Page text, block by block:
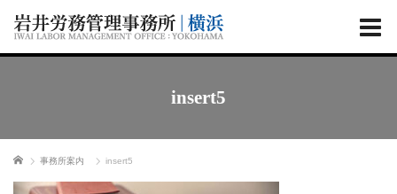
insert5
ホーム 事務所案内 insert5